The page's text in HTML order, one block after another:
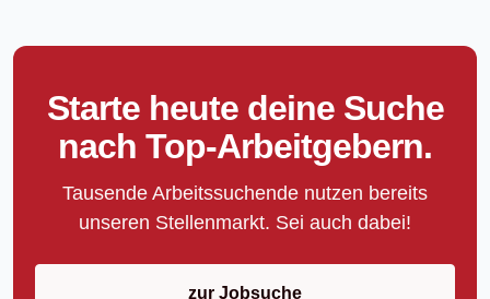
Starte heute deine Suche
nach Top-Arbeitgebern.
Tausende Arbeitssuchende nutzen bereits
unseren Stellenmarkt. Sei auch dabei!
zur Jobsuche